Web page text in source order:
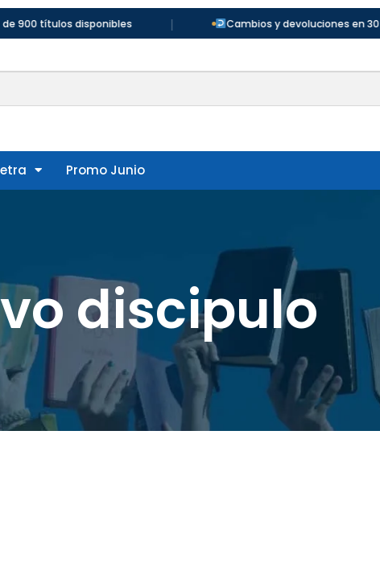
títulos disponibles Cambios y devoluciones en 30 días
Promo Junio
discipulo